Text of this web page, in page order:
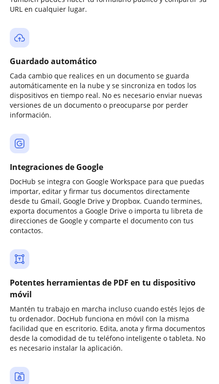
URL en cualquier lugar.
Guardado automático
Cada cambio que realices en un documento se guarda
automáticamente en la nube y se sincroniza en todos los
dispositivos en tiempo real. No es necesario enviar nuevas
versiones de un documento o preocuparse por perder
información.
Integraciones de Google
DocHub se integra con Google Workspace para que puedas
importar, editar y firmar tus documentos directamente
desde tu Gmail, Google Drive y Dropbox. Cuando termines,
exporta documentos a Google Drive o importa tu libreta de
direcciones de Google y comparte el documento con tus
contactos.
Potentes herramientas de PDF en tu dispositivo
móvil
Mantén tu trabajo en marcha incluso cuando estés lejos de
tu ordenador. DocHub funciona en móvil con la misma
facilidad que en escritorio. Edita, anota y firma documentos
desde la comodidad de tu teléfono inteligente o tableta. No
es necesario instalar la aplicación.